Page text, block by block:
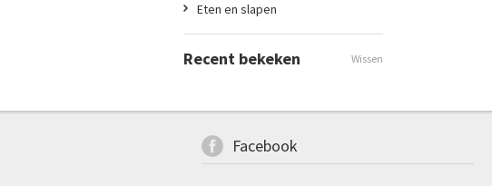
Eten en slapen
Recent bekeken Wissen
Facebook